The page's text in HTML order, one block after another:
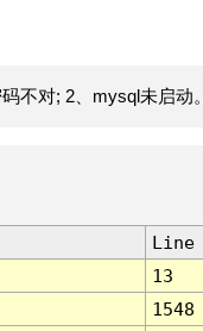
不对; 2、mysql未启动。
Line
13
1548